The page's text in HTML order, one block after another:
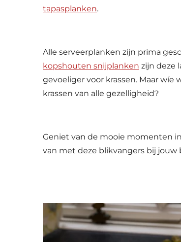
tapasplanken.
Alle serveerplanken zijn prima
kopshouten snijplanken zijn deze
gevoeliger voor krassen. Maar
krassen van alle gezelligheid?
Geniet van de mooie momenten
van met deze blikvangers bij jouw